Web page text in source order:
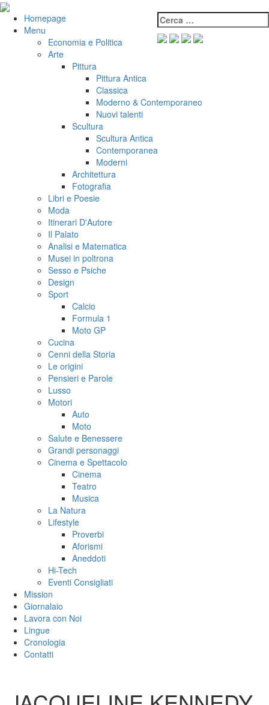
Salta
contenuto
VeniVidiVici Cerca:
Homepage
Menu
Economia e Politica
Arte
Pittura
Pittura Antica
Classica
Moderno & Contemporaneo
Nuovi talenti
Scultura
Scultura Antica
Contemporanea
Moderni
Architettura
Fotografia
Libri e Poesie
Moda
Itinerari D'Autore
Il Palato
Analisi e Matematica
Musei in poltrona
Sesso e Psiche
Design
Sport
Calcio
Formula 1
Moto GP
Cucina
Cenni della Storia
Le origini
Pensieri e Parole
Lusso
Motori
Auto
Moto
Salute e Benessere
Grandi personaggi
Cinema e Spettacolo
Cinema
Teatro
Musica
La Natura
Lifestyle
Proverbi
Aforismi
Aneddoti
Hi-Tech
Eventi Consigliati
Mission
Giornalaio
Lavora con Noi
Lingue
Cronologia
Contatti